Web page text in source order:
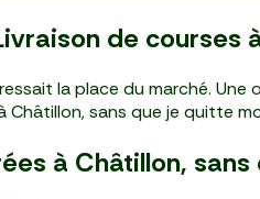
de courses
la place du marché.
Châtillon, sans que je quitte
à Châtillon,